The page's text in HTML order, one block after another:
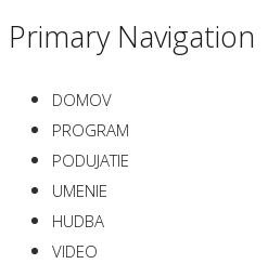
Primary Navigation
DOMOV
PROGRAM
PODUJATIE
UMENIE
HUDBA
VIDEO